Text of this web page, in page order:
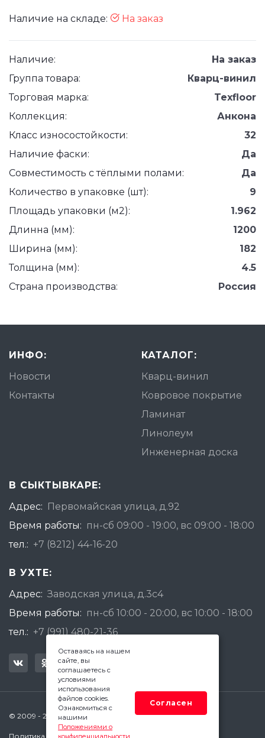
Наличие на складе: На заказ
Наличие:
На заказ
Группа товара:
Кварц-винил
Торговая марка:
Texfloor
Коллекция:
Анкона
Класс износостойкости:
32
Наличие фаски:
Да
Совместимость с тёплыми полами:
Да
Количество в упаковке (шт):
9
Площадь упаковки (м2):
1.962
Длинна (мм):
1200
Ширина (мм):
182
Толщина (мм):
4.5
Страна производства:
Россия
ИНФО:
Новости
Контакты
КАТАЛОГ:
Кварц-винил
Ковровое покрытие
Ламинат
Линолеум
Инженерная доска
В СЫКТЫВКАРЕ:
Адрес: Первомайская улица, д.92
Время работы: пн-сб 09:00 - 19:00, вс 09:00 - 18:00
тел.: +7 (8212) 44-16-20
В УХТЕ:
Адрес: Заводская улица, д.3с4
Время работы: пн-сб 10:00 - 20:00, вс 10:00 - 18:00
тел.: +7 (991) 480-21-36
© 2009 - 2026 Квадратный Метр - Сыктывкар
Политика конфиденциальности
Оставаясь на нашем
сайте, вы
соглашаетесь с
условиями
использования
файлов cookies.
Ознакомиться с
нашими
Положениями о
конфиденциальности
Согласен